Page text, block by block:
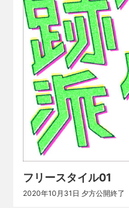
フリースタイル01
2020年10月31日 夕方公開終了